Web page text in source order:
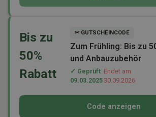
Bis zu
50%
Rabatt
✂ GUTSCHEINCODE
Zum Frühling: Bis zu
und Anbauzubehör
✓ Geprüft
09.03.2025
Endet am
30.09.2026
Code anzeigen